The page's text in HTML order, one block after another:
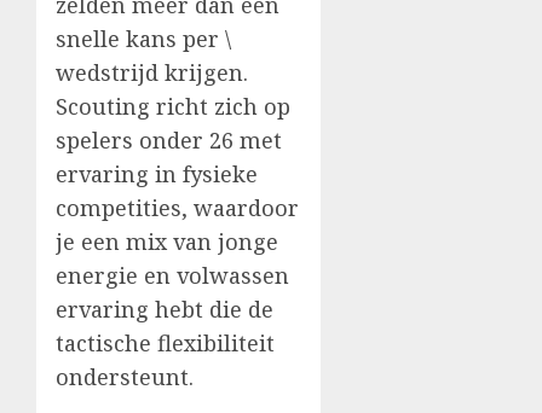
snelle kans per \
wedstrijd krijgen.
Scouting richt zich op
spelers onder 26 met
ervaring in fysieke
competities, waardoor
je een mix van jonge
energie en volwassen
ervaring hebt die de
tactische flexibiliteit
ondersteunt.